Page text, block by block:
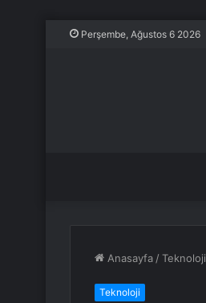
Perşembe, Ağustos 6 2026
Anasayfa /Teknoloji
Teknoloji